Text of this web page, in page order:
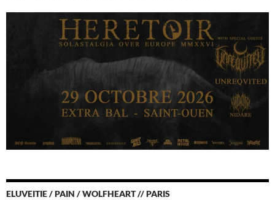
ELUVEITIE / PAIN / WOLFHEART // PARIS